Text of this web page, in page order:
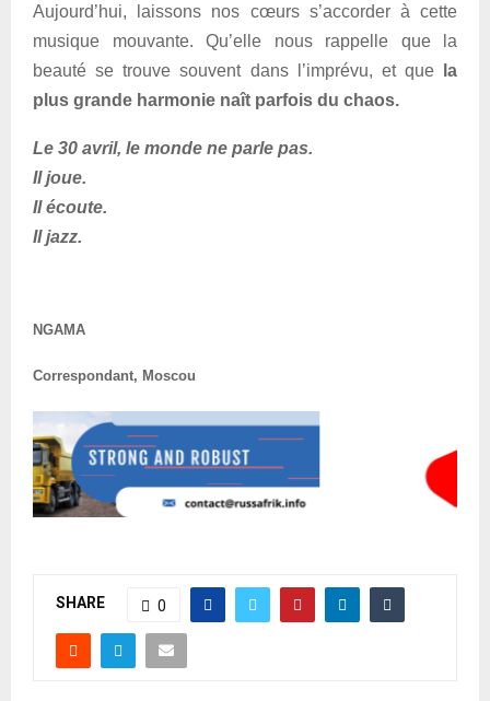
Aujourd’hui, laissons nos cœurs s’accorder à cette
musique mouvante. Qu’elle nous rappelle que la
beauté se trouve souvent dans l’imprévu, et que
la
plus grande harmonie naît parfois du chaos.
Le 30 avril, le monde ne parle pas.
Il joue.
Il écoute.
Il jazz.
NGAMA
Correspondant, Moscou
SHARE 0